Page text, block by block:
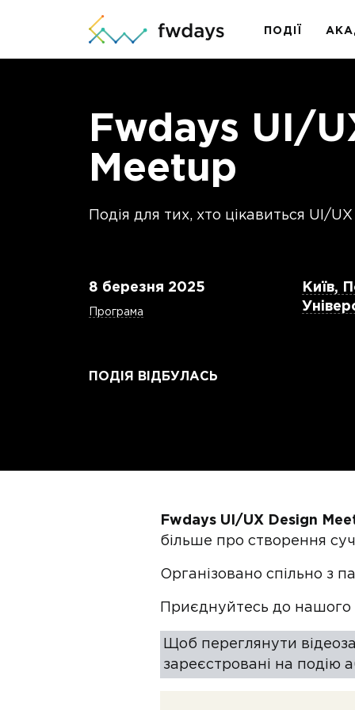
ПОДІЇ
Fwdays UI/
Meetup
Подія для тих, хто цікавиться UI/
8 березня 2025
Програма
Київ,
ПОДІЯ ВІДБУЛАСЬ
Fwdays UI/UX Design
більше про створення
Організовано спільно з
Приєднуйтесь до
Щоб переглянути
зареєстровані на подію